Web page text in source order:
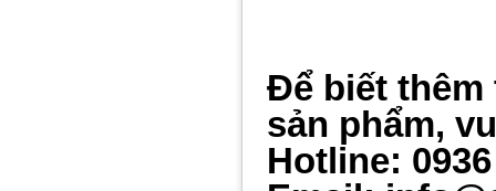
Để biết thêm
sản phẩm,
Hotline: